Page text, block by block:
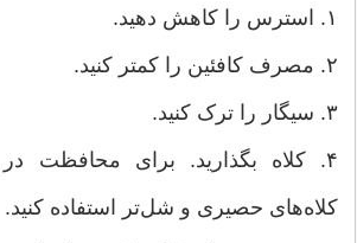
۱. استرس را کاهش دهید.
۲. مصرف کافئین را کمتر کنید.
۳. سیگار را ترک کنید.
۴. کلاه بگذارید. برای محافظت
کلاه‌های حصیری و شل‌تر استفاده کنید.